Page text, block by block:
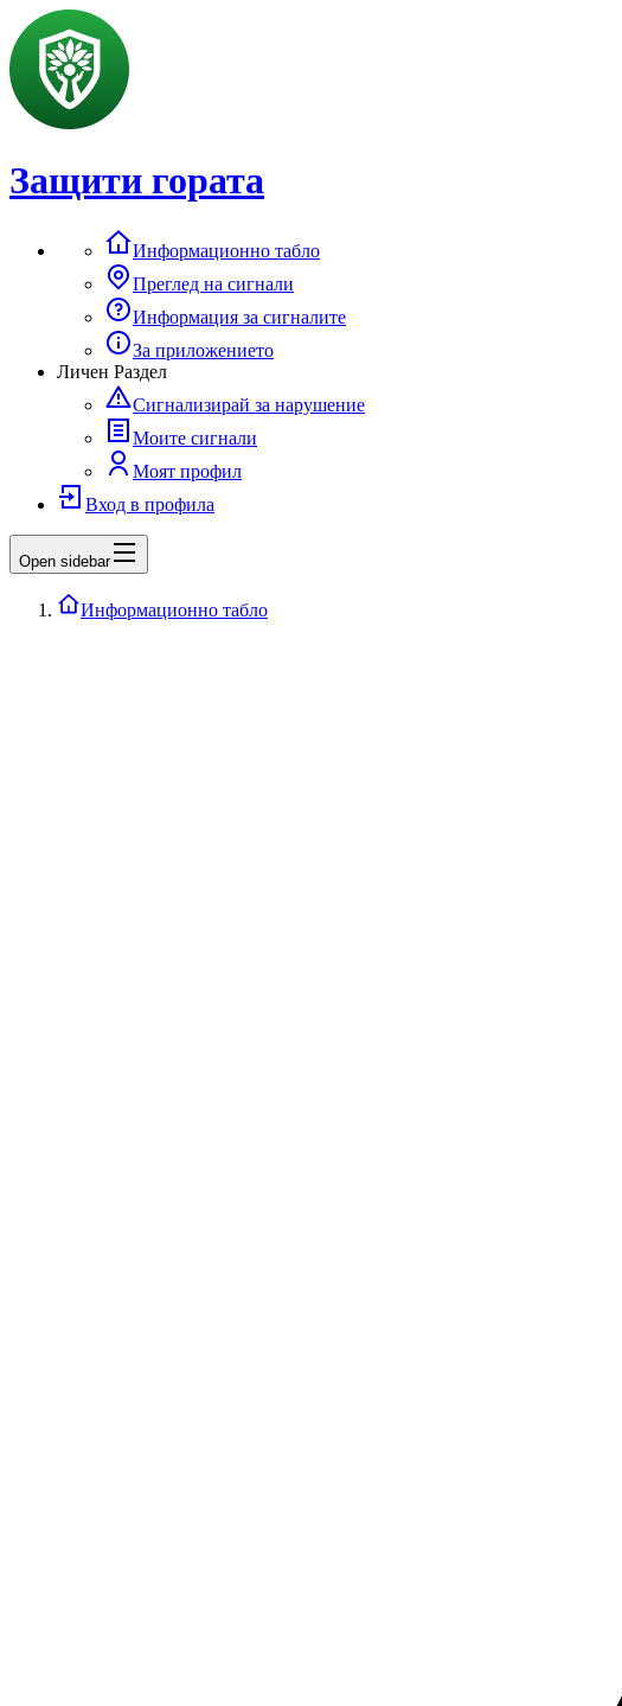
Защити гората
Информационно табло
Преглед на сигнали
Информация за сигналите
За приложението
Личен Раздел
Сигнализирай за нарушение
Моите сигнали
Моят профил
Вход в профила
Open sidebar
Информационно табло